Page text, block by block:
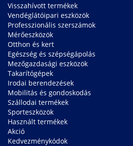
Visszahívott termékek
Vendéglátóipari eszközök
Professzionális szerszámok
Mérőeszközök
Otthon és kert
Egészség és szépségápolás
Mezőgazdasági eszközök
Takarítógépek
Irodai berendezések
Mobilitás és gondoskodás
Szállodai termékek
Sporteszközök
Használt termékek
Akció
Kedvezménykódok